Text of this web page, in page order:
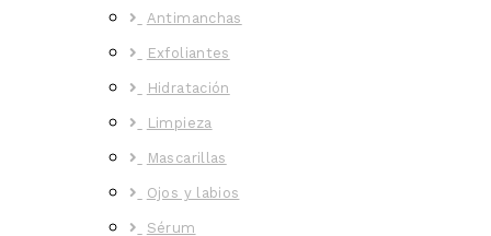
Antimanchas
Exfoliantes
Hidratación
Limpieza
Mascarillas
Ojos y labios
Sérum